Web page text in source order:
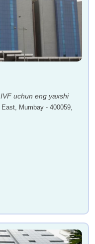
uchun eng yaxshi
Mumbay - 400059,